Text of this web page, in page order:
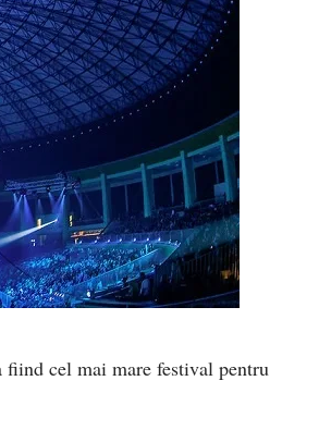
cel mai mare festival pentru